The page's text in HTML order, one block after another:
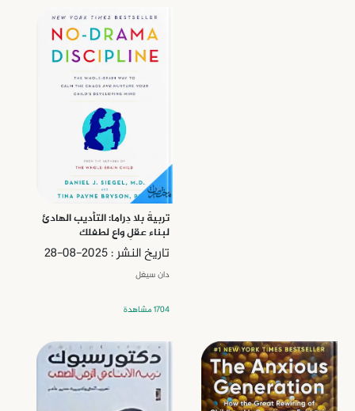
تربيةٌ بلا دِراما: التأديب الهادئ
لبناء عقلٍ واعٍ لطفلك
تاريخ النشر : 2025-08-28
دان سيغل
1704 مشاهدة